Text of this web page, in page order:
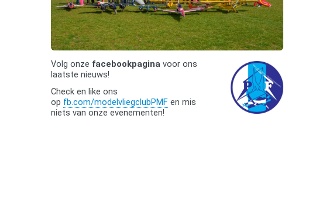
Volg onze facebookpagina voor ons
laatste nieuws!
Check en like ons
op fb.com/modelvliegclubPMF en mis
niets van onze evenementen!